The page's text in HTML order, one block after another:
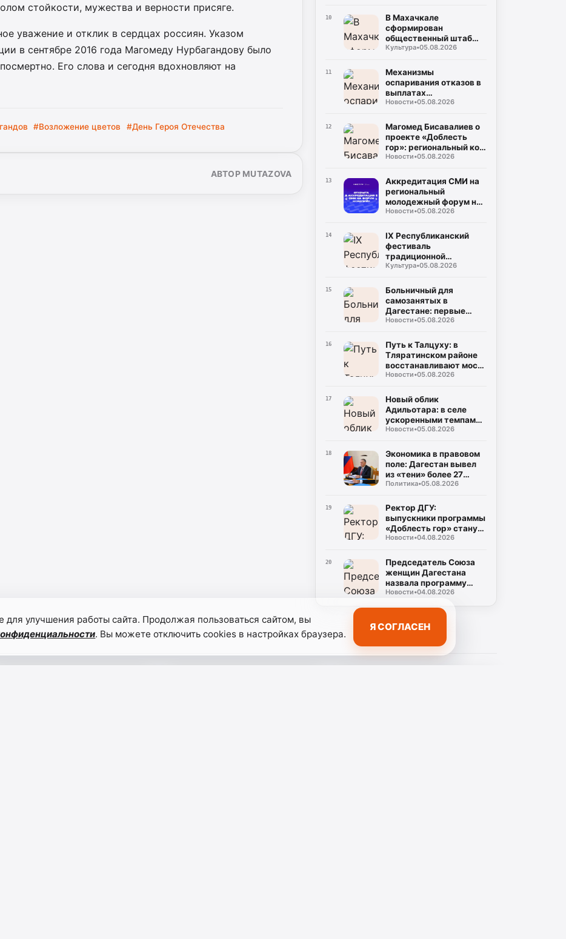
стойкости, мужества и верности присяге.
уважение и отклик в сердцах россиян. Указом
в сентябре 2016 года Магомеду Нурбагандову было
Его слова и сегодня вдохновляют на
#Возложение цветов #День Героя Отечества
АВТОР MUTAZOVA
сентября
10
В Махачкале
сформирован
общественный штаб
контроля за выборами в
Собрание
Культура•05.08.2026
11
Механизмы
оспаривания отказов в
выплатах
пострадавшим от
ситуаций
Новости•05.08.2026
12
Магомед Бисавалиев о
проекте «Доблесть
гор»: региональный код
общенациональной
Новости•05.08.2026
13
Аккредитация СМИ на
региональный
молодежный форум на
берегу Каспийского
Новости•05.08.2026
14
IX Республиканский
фестиваль
традиционной
культуры и фольклора
ярко прошёл на
Центральной площади
села Ботлих
Культура•05.08.2026
15
Больничный для
самозанятых в
Дагестане: первые
начисления ожидаются
Новости•05.08.2026
16
Путь к Талцуху: в
Тляратинском районе
восстанавливают мост,
разрушенный
Новости•05.08.2026
17
Новый облик
Адильотара: в селе
ускоренными темпами
возводят школу и
Новости•05.08.2026
18
Экономика в правовом
поле: Дагестан вывел
из «тени» более 27
тысяч работников
Политика•05.08.2026
19
Ректор ДГУ:
выпускники программы
«Доблесть гор» станут
новой управленческой
Новости•04.08.2026
20
Председатель Союза
женщин Дагестана
назвала программу
«Доблесть гор»
возможностей для
участников СВО
Новости•04.08.2026
улучшения работы сайта. Продолжая пользоваться сайтом, вы
. Вы можете отключить cookies в настройках браузера.
Я СОГЛАСЕН